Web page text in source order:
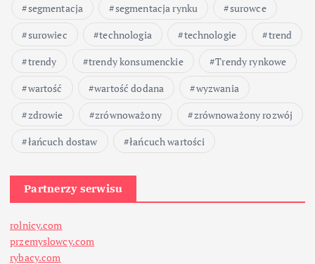
segmentacja
segmentacja rynku
surowce
surowiec
technologia technologie
trend
trendy
trendy konsumenckie
Trendy rynkowe
wartość
wartość dodana
wyzwania
zdrowie
zrównoważony
zrównoważony rozwój
łańcuch dostaw
łańcuch wartości
Partnerzy serwisu
rolnicy.com
przemyslowcy.com
rybacy.com